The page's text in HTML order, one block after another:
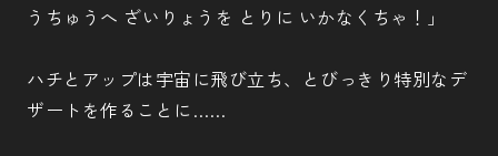
うちゅうへ ざいりょうを とりに いかなくちゃ！」
ハチとアップは宇宙に飛び立ち、とびっきり特別なデ
ザートを作ることに……